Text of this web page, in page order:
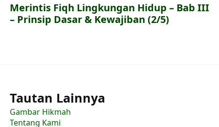
Merintis Fiqh Lingkungan Hidup – Bab III
– Prinsip Dasar & Kewajiban (2/5)
Tautan Lainnya
Gambar Hikmah
Tentang Kami